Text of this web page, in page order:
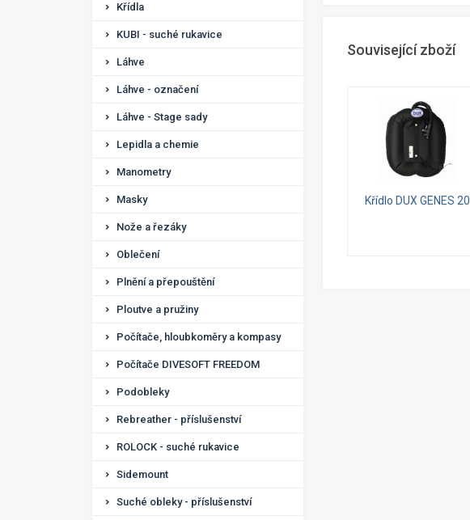
Křídla
KUBI - suché rukavice
Láhve
Láhve - označení
Láhve - Stage sady
Lepidla a chemie
Manometry
Masky
Nože a řezáky
Oblečení
Plnění a přepouštění
Ploutve a pružiny
Počítače, hloubkoměry a kompasy
Počítače DIVESOFT FREEDOM
Podobleky
Rebreather - příslušenství
ROLOCK - suché rukavice
Sidemount
Suché obleky - příslušenství
Související zboží
Křídlo DUX GENES 20